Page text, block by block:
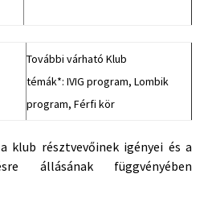
További várható Klub
témák*: IVIG program, Lombik
program, Férfi kör
klub résztvevőinek igényei és a
állásának függvényében